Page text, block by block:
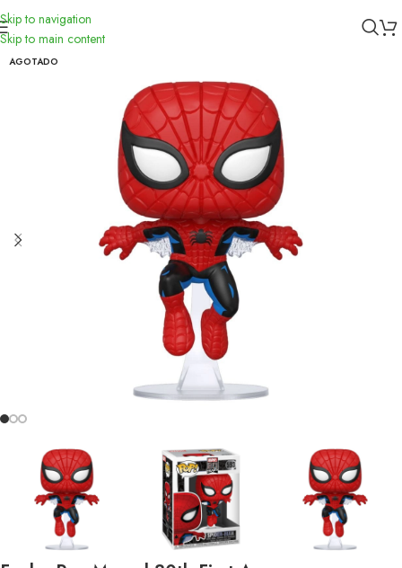
Skip to navigation
Skip to main content
Inicio Funko
AGOTADO